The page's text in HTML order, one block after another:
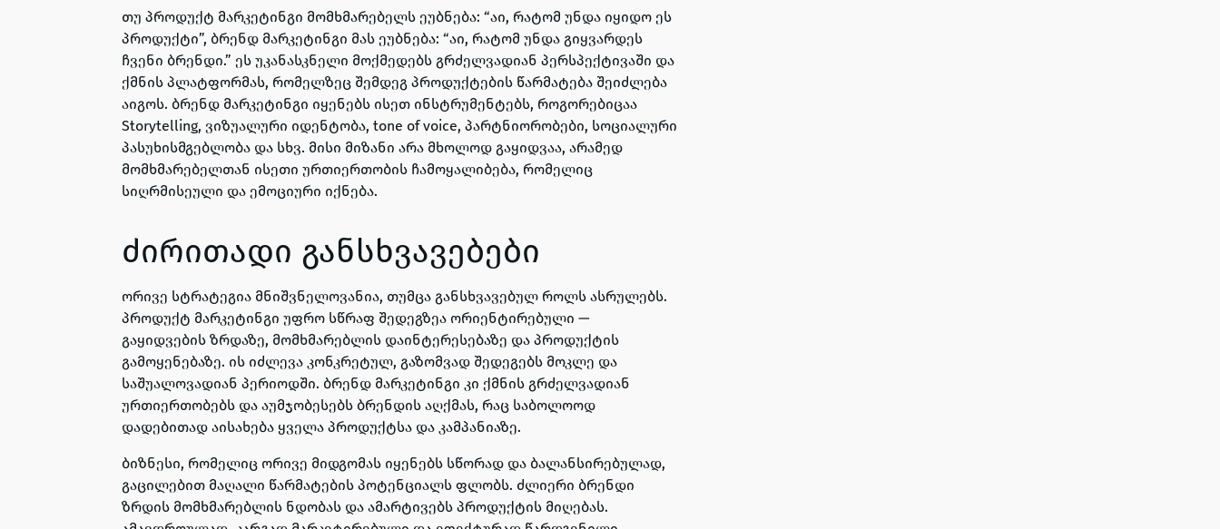
თუ პროდუქტ მარკეტინგი მომხმარებელს ეუბნება: “აი, რატომ უნდა იყიდო ეს
პროდუქტი”, ბრენდ მარკეტინგი მას ეუბნება: “აი, რატომ უნდა გიყვარდეს
ჩვენი ბრენდი.” ეს უკანასკნელი მოქმედებს გრძელვადიან პერსპექტივაში და
ქმნის პლატფორმას, რომელზეც შემდეგ პროდუქტების წარმატება შეიძლება
აიგოს. ბრენდ მარკეტინგი იყენებს ისეთ ინსტრუმენტებს, როგორებიცაა
Storytelling, ვიზუალური იდენტობა, tone of voice, პარტნიორობები, სოციალური
პასუხისმგებლობა და სხვ. მისი მიზანი არა მხოლოდ გაყიდვაა, არამედ
მომხმარებელთან ისეთი ურთიერთობის ჩამოყალიბება, რომელიც
სიღრმისეული და ემოციური იქნება.
ძირითადი განსხვავებები
ორივე სტრატეგია მნიშვნელოვანია, თუმცა განსხვავებულ როლს ასრულებს.
პროდუქტ მარკეტინგი უფრო სწრაფ შედეგზეა ორიენტირებული —
გაყიდვების ზრდაზე, მომხმარებლის დაინტერესებაზე და პროდუქტის
გამოყენებაზე. ის იძლევა კონკრეტულ, გაზომვად შედეგებს მოკლე და
საშუალოვადიან პერიოდში. ბრენდ მარკეტინგი კი ქმნის გრძელვადიან
ურთიერთობებს და აუმჯობესებს ბრენდის აღქმას, რაც საბოლოოდ
დადებითად აისახება ყველა პროდუქტსა და კამპანიაზე.
ბიზნესი, რომელიც ორივე მიდგომას იყენებს სწორად და ბალანსირებულად,
გაცილებით მაღალი წარმატების პოტენციალს ფლობს. ძლიერი ბრენდი
ზრდის მომხმარებლის ნდობას და ამარტივებს პროდუქტის მიღებას.